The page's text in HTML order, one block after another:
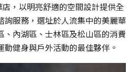
，以明亮舒適的空間設計提供全
詢服務，選址於人流集中的美麗華
、內湖區、士林區及松山區的消費
動健身與戶外活動的最佳夥伴。